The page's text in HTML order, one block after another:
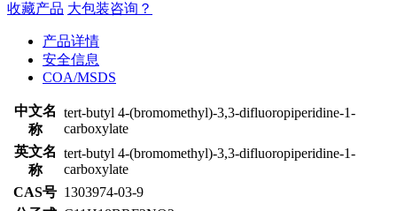
收藏产品 大包装咨询？
产品详情
安全信息
COA/MSDS
中文名
称
tert-butyl 4-(bromomethyl)-3,3-difluoropiperidine-1-
carboxylate
英文名
称
tert-butyl 4-(bromomethyl)-3,3-difluoropiperidine-1-
carboxylate
CAS号 1303974-03-9